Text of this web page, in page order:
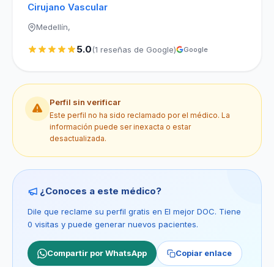
Cirujano Vascular
Medellín,
5.0(1 reseñas de Google) Google
Perfil sin verificar
Este perfil no ha sido reclamado por el médico. La
información puede ser inexacta o estar
desactualizada.
¿Conoces a este médico?
Dile que reclame su perfil gratis en El mejor DOC. Tiene
0 visitas y puede generar nuevos pacientes.
Compartir por WhatsApp Copiar enlace